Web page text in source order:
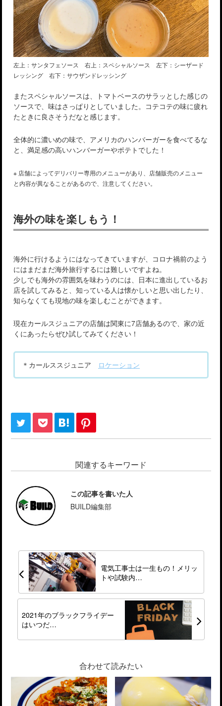
左上：サンタフェソース 右上：スペシャルソース 左下：シーザード
レッシング 右下：サウザンドレッシング
またスペシャルソースは、トマトベースのサラッとした感じの
ソースで、味はさっぱりとしていました。コテコテの味に疲れ
たときに良さそうだなと感じます。
全体的に濃いめの味で、アメリカのハンバーガーを食べてるな
と、満足感の高いハンバーガーやポテトでした！
※ 店舗によってデリバリー専用のメニューがあり、店舗販売のメニュー
と内容が異なることがあるので、注意してください。
海外の味を楽しもう！
海外に行けるようにはなってきていますが、コロナ禍前のよう
にはまだまだ海外旅行するには難しいですよね。
少しでも海外の雰囲気を味わうのには、日本に進出しているお
店を試してみると、知っている人は懐かしいと思い出したり、
知らなくても現地の味を楽しむことができます。
現在カールスジュニアの店舗は関東に7店舗あるので、家の近
くにあったらぜひ試してみてください！
＊カールススジュニア ロケーション
関連するキーワード
この記事を書いた人
BUILD編集部
電気工事士は一生もの！メリッ
トや試験内…
2021年のブラックフライデー
はいつだ…
合わせて読みたい